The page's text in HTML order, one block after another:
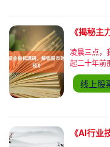
与风控意识
分化加剧
凌晨三点，
起二十年前
部大厅里
民的对话
力在吃货
资金指标奉
版"软件，
线上股